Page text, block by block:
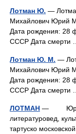
Лотман Ю. —
Михайлович Юрий
Дата рождения: 28
СССР Дата
Лотман Ю. М. —
Михайлович Юрий
Дата рождения: 28
СССР Дата
ЛОТМАН — Юрий
литературовед,
тартуско